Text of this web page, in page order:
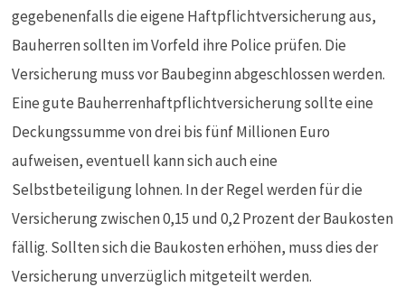
gegebenenfalls die eigene Haftpflichtversicherung aus,
Bauherren sollten im Vorfeld ihre Police prüfen. Die
Versicherung muss vor Baubeginn abgeschlossen werden.
Eine gute Bauherrenhaftpflichtversicherung sollte eine
Deckungssumme von drei bis fünf Millionen Euro
aufweisen, eventuell kann sich auch eine
Selbstbeteiligung lohnen. In der Regel werden für die
Versicherung zwischen 0,15 und 0,2 Prozent der Baukosten
fällig. Sollten sich die Baukosten erhöhen, muss dies der
Versicherung unverzüglich mitgeteilt werden.